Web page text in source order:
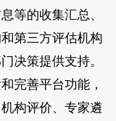
等的收集汇总、
第三方评估机构
决策提供支持。
完善平台功能，
构评价、专家遴